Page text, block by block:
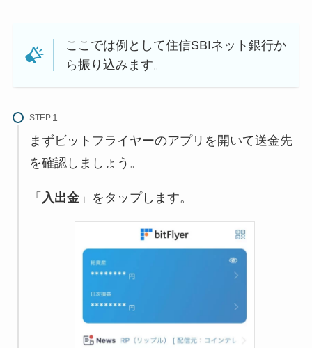
ここでは例として住信SBIネット銀行か
ら振り込みます。
STEP
まずビットフライヤーのアプリを開いて送金先
を確認しましょう。
「 入出金」をタップします。